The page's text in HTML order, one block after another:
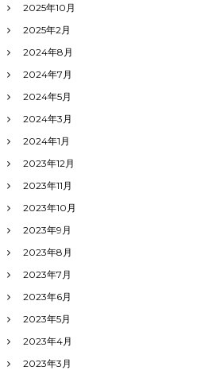
2025年10月
2025年2月
2024年8月
2024年7月
2024年5月
2024年3月
2024年1月
2023年12月
2023年11月
2023年10月
2023年9月
2023年8月
2023年7月
2023年6月
2023年5月
2023年4月
2023年3月